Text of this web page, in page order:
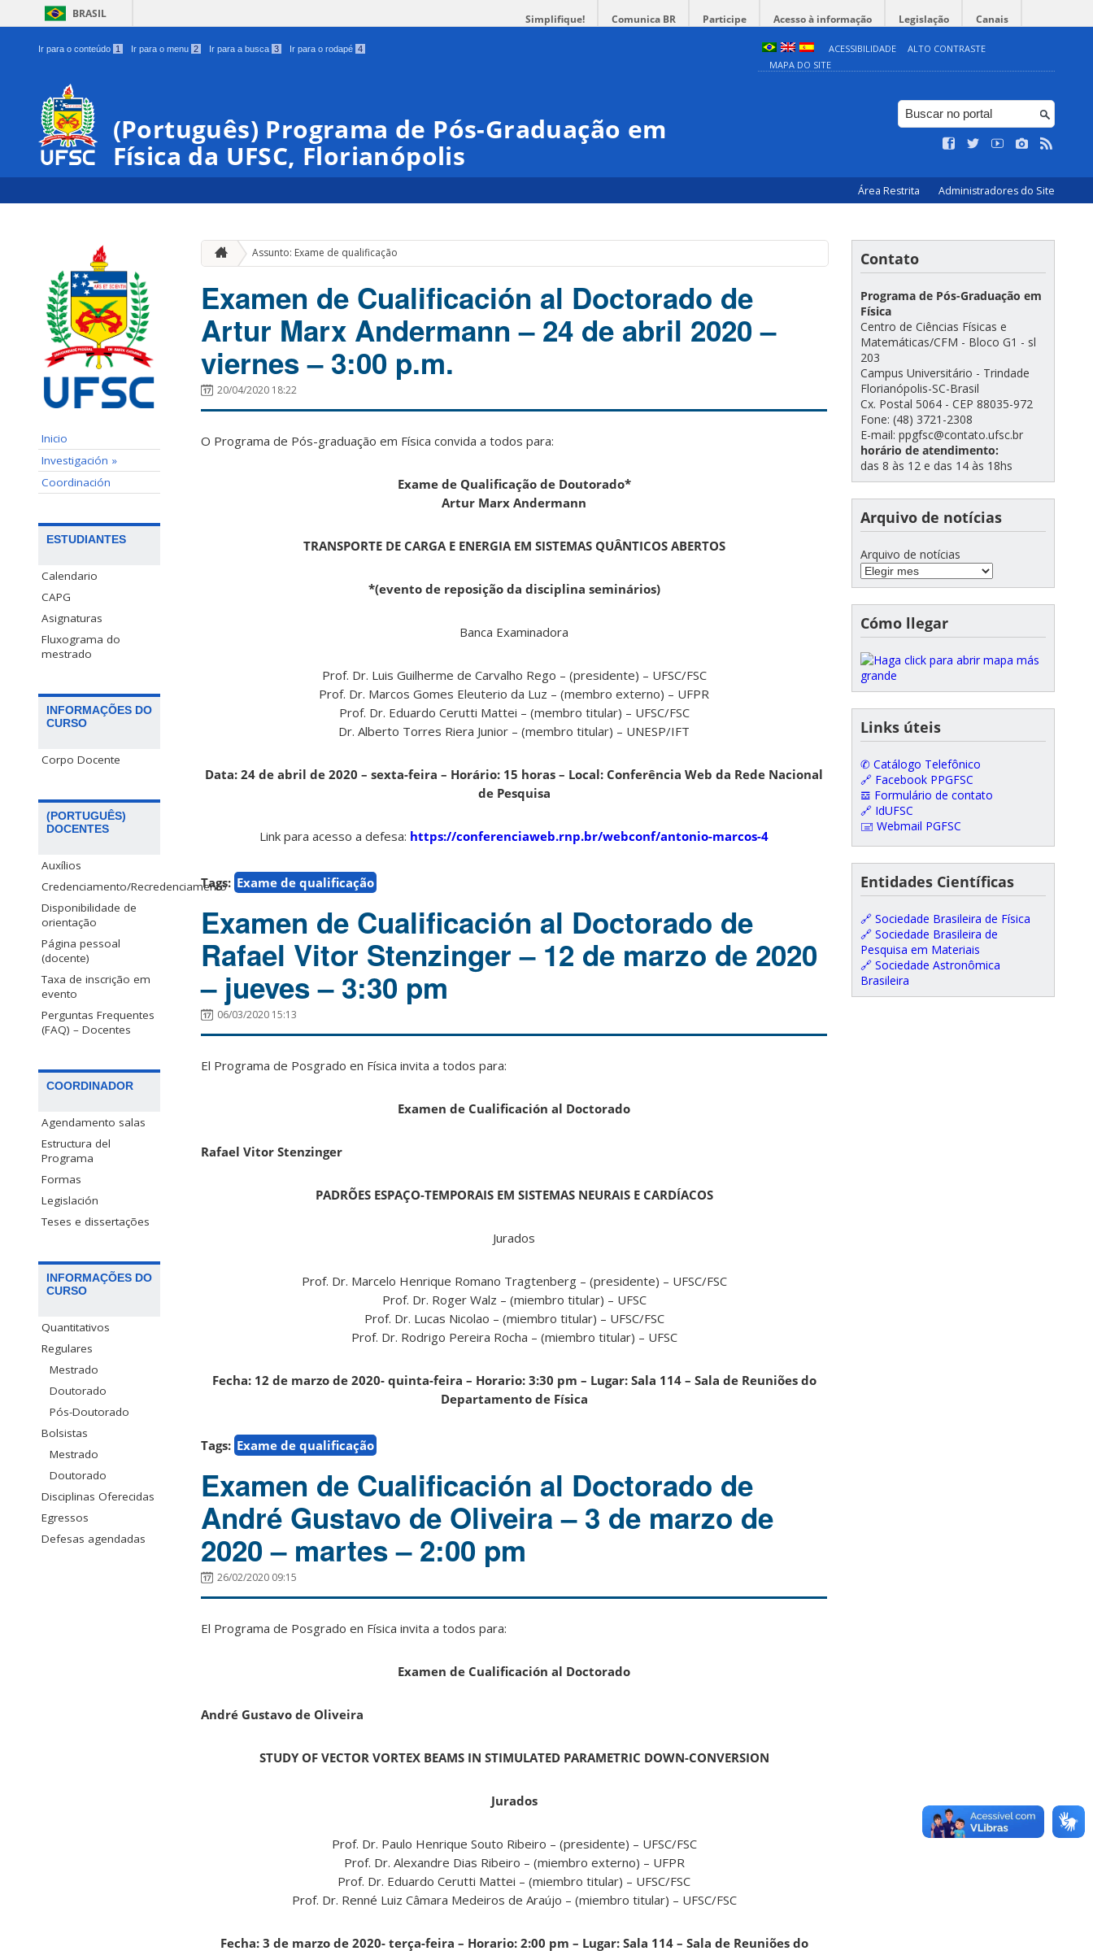
BRASIL Simplifique! Comunica BR Participe Acesso à informação Legislação Canais
Ir para o conteúdo 1 Ir para o menu 2 Ir para a busca 3 Ir para o rodapé 4 ACESSIBILIDADE
ALTO CONTRASTE
MAPA DO SITE
(Português) Programa de Pós-Graduação em
Física da UFSC, Florianópolis
Área Restrita Administradores do Site
Inicio
Investigación »
Coordinación
ESTUDIANTES
Calendario
CAPG
Asignaturas
Fluxograma do
mestrado
INFORMAÇÕES DO
CURSO
Corpo Docente
(PORTUGUÊS)
DOCENTES
Auxílios
Credenciamento/Recredenciamento
Disponibilidade de
orientação
Página pessoal
(docente)
Taxa de inscrição em
evento
Perguntas Frequentes
(FAQ) – Docentes
COORDINADOR
Agendamento salas
Estructura del
Programa
Formas
Legislación
Teses e dissertações
INFORMAÇÕES DO
CURSO
Quantitativos
Regulares
Mestrado
Doutorado
Pós-Doutorado
Bolsistas
Mestrado
Doutorado
Disciplinas Oferecidas
Egressos
Defesas agendadas
Assunto: Exame de qualificação
Examen de Cualificación al Doctorado de
Artur Marx Andermann – 24 de abril 2020 –
viernes – 3:00 p.m.
20/04/2020 18:22
O Programa de Pós-graduação em Física convida a todos para:
Exame de Qualificação de Doutorado*
Artur Marx Andermann
TRANSPORTE DE CARGA E ENERGIA EM SISTEMAS QUÂNTICOS ABERTOS
*(evento de reposição da disciplina seminários)
Banca Examinadora
Prof. Dr. Luis Guilherme de Carvalho Rego – (presidente) – UFSC/FSC
Prof. Dr. Marcos Gomes Eleuterio da Luz – (membro externo) – UFPR
Prof. Dr. Eduardo Cerutti Mattei – (membro titular) – UFSC/FSC
Dr. Alberto Torres Riera Junior – (membro titular) – UNESP/IFT
Data: 24 de abril de 2020 – sexta-feira – Horário: 15 horas – Local: Conferência Web da Rede Nacional
de Pesquisa
Link para acesso a defesa: https://conferenciaweb.rnp.br/webconf/antonio-marcos-4
Tags: Exame de qualificação
Examen de Cualificación al Doctorado de
Rafael Vitor Stenzinger – 12 de marzo de 2020
– jueves – 3:30 pm
06/03/2020 15:13
El Programa de Posgrado en Física invita a todos para:
Examen de Cualificación al Doctorado
Rafael Vitor Stenzinger
PADRÕES ESPAÇO-TEMPORAIS EM SISTEMAS NEURAIS E CARDÍACOS
Jurados
Prof. Dr. Marcelo Henrique Romano Tragtenberg – (presidente) – UFSC/FSC
Prof. Dr. Roger Walz – (miembro titular) – UFSC
Prof. Dr. Lucas Nicolao – (miembro titular) – UFSC/FSC
Prof. Dr. Rodrigo Pereira Rocha – (miembro titular) – UFSC
Fecha: 12 de marzo de 2020- quinta-feira – Horario: 3:30 pm – Lugar: Sala 114 – Sala de Reuniões do
Departamento de Física
Tags: Exame de qualificação
Examen de Cualificación al Doctorado de
André Gustavo de Oliveira – 3 de marzo de
2020 – martes – 2:00 pm
26/02/2020 09:15
El Programa de Posgrado en Física invita a todos para:
Examen de Cualificación al Doctorado
André Gustavo de Oliveira
STUDY OF VECTOR VORTEX BEAMS IN STIMULATED PARAMETRIC DOWN-CONVERSION
Jurados
Prof. Dr. Paulo Henrique Souto Ribeiro – (presidente) – UFSC/FSC
Prof. Dr. Alexandre Dias Ribeiro – (miembro externo) – UFPR
Prof. Dr. Eduardo Cerutti Mattei – (miembro titular) – UFSC/FSC
Prof. Dr. Renné Luiz Câmara Medeiros de Araújo – (miembro titular) – UFSC/FSC
Fecha: 3 de marzo de 2020- terça-feira – Horario: 2:00 pm – Lugar: Sala 114 – Sala de Reuniões do
Contato
Programa de Pós-Graduação em
Física
Centro de Ciências Físicas e
Matemáticas/CFM - Bloco G1 - sl
203
Campus Universitário - Trindade
Florianópolis-SC-Brasil
Cx. Postal 5064 - CEP 88035-972
Fone: (48) 3721-2308
E-mail: ppgfsc@contato.ufsc.br
horário de atendimento:
das 8 às 12 e das 14 às 18hs
Arquivo de notícias
Arquivo de notícias
Cómo llegar
Links úteis
✆ Catálogo Telefônico
🔗 Facebook PPGFSC
𝌕 Formulário de contato
🔗 IdUFSC
🖃 Webmail PGFSC
Entidades Científicas
🔗 Sociedade Brasileira de Física
🔗 Sociedade Brasileira de
Pesquisa em Materiais
🔗 Sociedade Astronômica
Brasileira